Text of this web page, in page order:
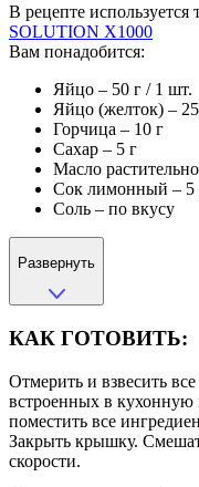
В рецепте используется
SOLUTION X1000
Вам понадобится:
Яйцо – 50 г / 1 шт.
Яйцо (желток) –
Горчица – 10 г
Сахар – 5 г
Масло
Сок лимонный – 5
Соль – по вкусу
Развернуть
КАК ГОТОВИТЬ:
Отмерить и взвесить
встроенных в
поместить все
Закрыть крышку.
скорости.